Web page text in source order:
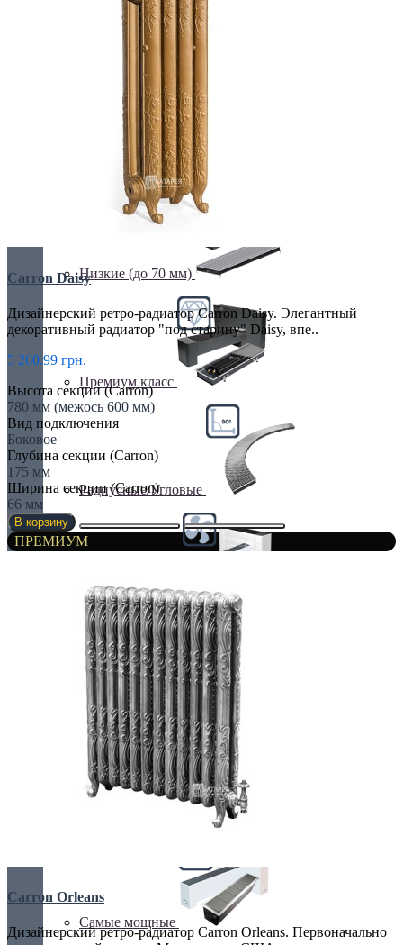
Климаконвекторы
Недорогие
Низкие (до 70 мм)
Премиум класс
Радиусные/Угловые
С вентилятором
С дренажем
Самые мощные
Carron Daisy
Дизайнерский ретро-радиатор Carron Daisy. Элегантный
декоративный радиатор "под старину" Daisy, впе..
5 260.99 грн.
Высота секции (Carron)
780 мм (межось 600 мм)
Вид подключения
Боковое
Глубина секции (Carron)
175 мм
Ширина секции (Carron)
66 мм
В корзину
ПРЕМИУМ
Carron Orleans
Дизайнерский ретро-радиатор Carron Orleans. Первоначально